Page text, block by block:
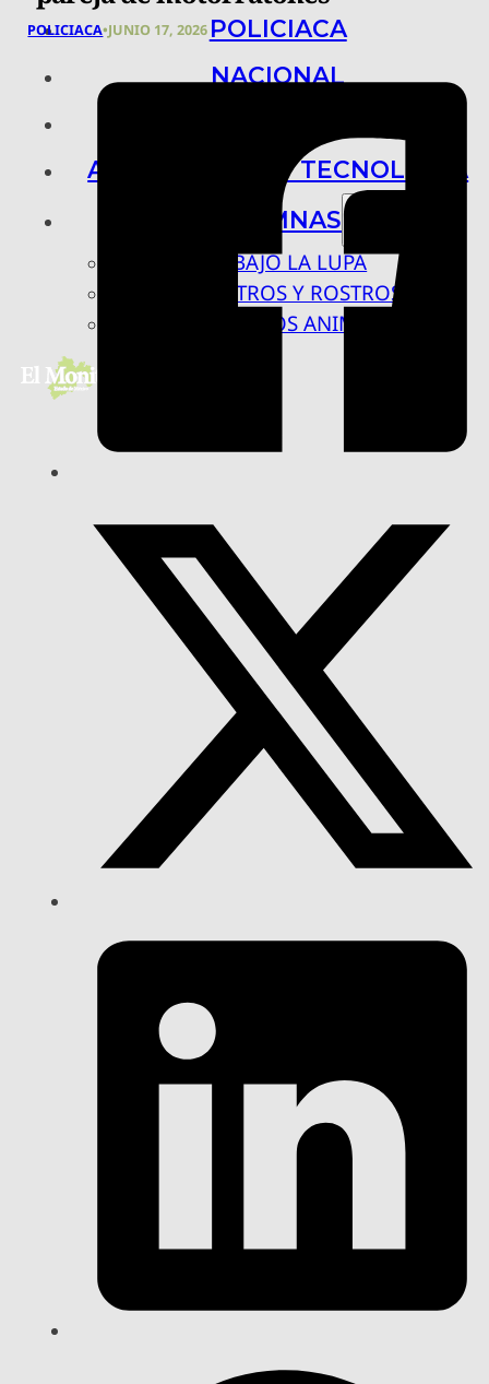
POLICIACA
NACIONAL
ARTE, CIENCIA Y TECNOLOGÍA
COLUMNAS
BAJO LA LUPA
RASTROS Y ROSTROS
VÍNCULOS ANIMALES
POLICIACA•JUNIO 17, 2026